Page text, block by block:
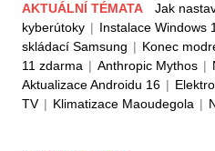
AKTUÁLNÍ TÉMATA Jak
kyberútoky | Instalace Windows
skládací Samsung | Konec
11 zdarma | Anthropic Mythos |
Aktualizace Androidu 16 |
TV | Klimatizace Maoudegola |